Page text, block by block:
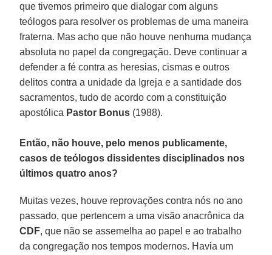
que tivemos primeiro que dialogar com alguns
teólogos para resolver os problemas de uma maneira
fraterna. Mas acho que não houve nenhuma mudança
absoluta no papel da congregação. Deve continuar a
defender a fé contra as heresias, cismas e outros
delitos contra a unidade da Igreja e a santidade dos
sacramentos, tudo de acordo com a constituição
apostólica Pastor Bonus (1988).
Então, não houve, pelo menos publicamente,
casos de teólogos dissidentes disciplinados nos
últimos quatro anos?
Muitas vezes, houve reprovações contra nós no ano
passado, que pertencem a uma visão anacrônica da
CDF, que não se assemelha ao papel e ao trabalho
da congregação nos tempos modernos. Havia um